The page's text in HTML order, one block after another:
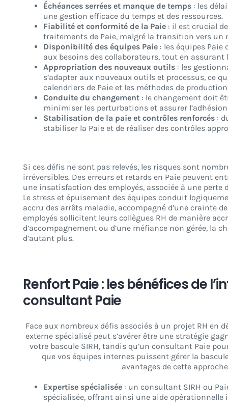
Échéances serrées et manque de temps : les
une gestion efficace du temps et des ressources.
Fiabilité et conformité de la Paie : il est crucial
traitements de Paie, malgré la transition vers un
Disponibilité des équipes Paie : les équipes
aux besoins des collaborateurs, tout en
Appropriation des nouveaux outils : les
s’adapter aux nouveaux outils et processus, ce
calendriers de Paie et les méthodes de
Conduite du changement : le changement doit
minimiser les perturbations et assurer
Stabilisation de la paie et contrôles renforcés :
stabiliser la Paie et de réaliser des contrôles
Si ces défis ne sont pas relevés, les risques sont
irréversibles. Des erreurs et retards en Paie peuvent
une insatisfaction des employés, associée à une perte
Le stress et épuisement des équipes conduit
accru des arrêts maladie, accompagné d’une crainte
employés sollicitent leurs collègues RH de manière
d’accompagnement ou d’une méfiance non gérée, la
d’autant plus.
Renfort Paie : les bénéfices de
consultant Paie
Face aux nombreux défis associés à un projet RH en
externe spécialisé peut s’avérer être une stratégie
votre bascule SIRH, tandis qu’un consultant Paie
que vos équipes internes puissent gérer la
avantages de cette
Expertise spécialisée : un consultant SIRH ou
spécialisée, offrant ainsi une aide opérationnelle